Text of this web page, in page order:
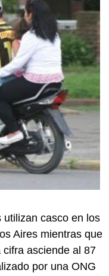
utilizan casco en los
Aires mientras que
asciende al 87
por una ONG